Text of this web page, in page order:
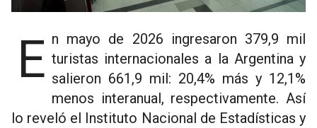
En mayo de 2026 ingresaron 379,9 mil turistas internacionales a la Argentina y
salieron 661,9 mil: 20,4% más y 12,1%
menos interanual, respectivamente. Así
lo reveló el Instituto Nacional de Estadísticas y